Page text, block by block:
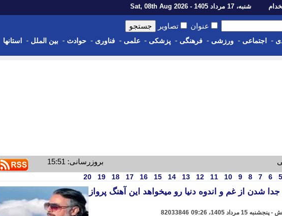
شنبه، 17 مرداد 1405 - Sat, 08th Aug 2026
عنوان تصاویر
- اجتماعی - ورزشی - فرهنگی - پزشکی - علمی - فناوری - حوادث - بین الملل - استانها
بروزرسانی: 15:51
5
6
7
8
9
10
11
12
13
14
15
16
17
18
19
20
شدن از غم و اندوه دنیا رو میخواهد این آهنگ پرواز
82033846